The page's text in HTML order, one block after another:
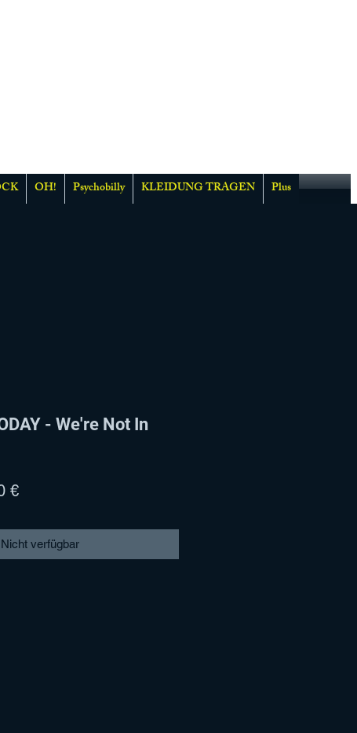
OH! Psychobilly KLEIDUNG TRAGEN Plus
- We're Not In
€Sale-
Nicht verfügbar